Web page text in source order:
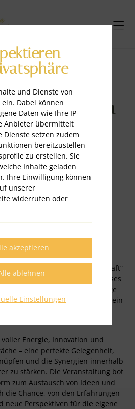
der jungen
2024
Event!
Nacht der Jungen Wirtschaft“
im Business-Kalender! Dieses
versammelte über 1.000 junge
Unternehmer und setzte damit ein
Energie, Innovation und
– eine perfekte Gelegenheit,
und die Synergien innerhalb
zu stärken. Die Veranstaltung bot
zum Austausch von Ideen und
die Chance, von den Erfahrungen
neue Perspektiven für die eigene
und Dienste von
Dabei können
Daten wie Ihre IP-
Anbieter übermittelt
Dienste setzen zudem
bereitzustellen
zu erstellen. Sie
Inhalte geladen
Ihre Einwilligung können
unserer
widerrufen oder
Einstellungen